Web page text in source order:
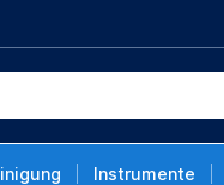
Instrumente